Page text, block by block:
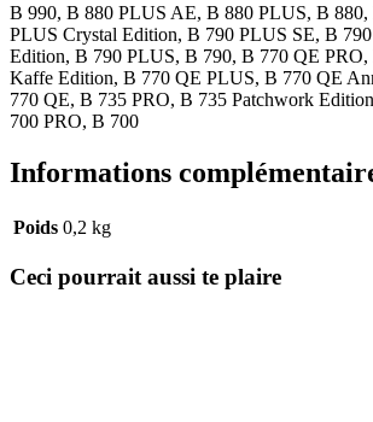
B 990, B 880 PLUS AE, B 880 PLUS, B
PLUS Crystal Edition, B 790 PLUS SE, B
Edition, B 790 PLUS, B 790, B 770 QE
Kaffe Edition, B 770 QE PLUS, B 770 QE
770 QE, B 735 PRO, B 735 Patchwork
700 PRO, B 700
Informations
Poids 0,2 kg
Ceci pourrait aussi te plaire